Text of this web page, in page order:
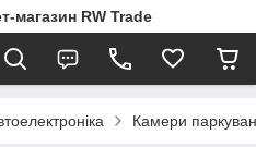
магазин RW Trade
Камери